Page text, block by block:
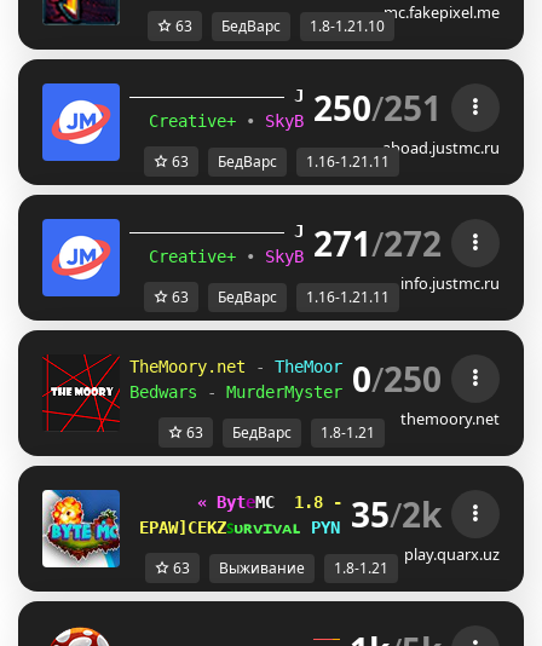
mc.fakepixel.me
63 БедВарс 1.8-1.21.10
JUST MC (1.16 –
1.21.11)
Creative+
• SkyBlockTech • LuckyWars
250/251
aboad.justmc.ru
63 БедВарс 1.16-1.21.11
JUSTMC (1.16 – 1.21.11)
Creative+
• SkyBlockTech • LuckyWars
271/272
info.justmc.ru
63 БедВарс 1.16-1.21.11
TheMoory.net - TheMoory Network
1.8-
Bedwars
- MurderMystery - Skywars »
0/250
themoory.net
63 БедВарс 1.8-1.21
« ByteMC 1.8 - 1.21 ✭ ✭ ✭
QSFCRXKTIꜱᴜʀᴠɪᴠᴀʟ PRJ[WPMᴀɴ ᴀʀxɪʏ NJYRLDJ
35/2k
play.quarx.uz
63 Выживание 1.8-1.21
MUSH